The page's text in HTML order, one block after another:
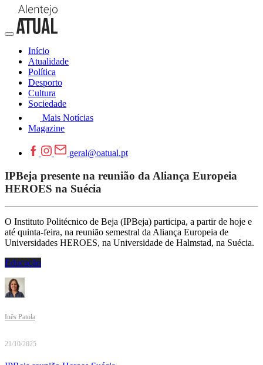
Início
Atualidade
Política
Desporto
Cultura
Sociedade
Mais Notícias
Magazine
geral@oatual.pt
IPBeja presente na reunião da Aliança Europeia
HEROES na Suécia
O Instituto Politécnico de Beja (IPBeja) participa, a partir de hoje e
até quinta-feira, na reunião semestral da Aliança Europeia de
Universidades HEROES, na Universidade de Halmstad, na Suécia.
Educação
Inês Patola
21/10/2025